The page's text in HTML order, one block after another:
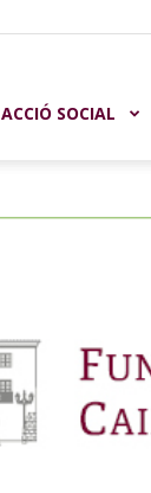
ACCIÓ SOCIAL